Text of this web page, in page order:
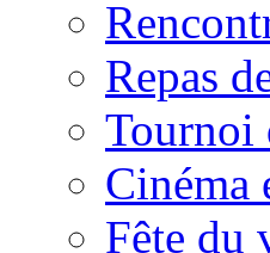
Repas
Tournoi
Cinéma
Fête du